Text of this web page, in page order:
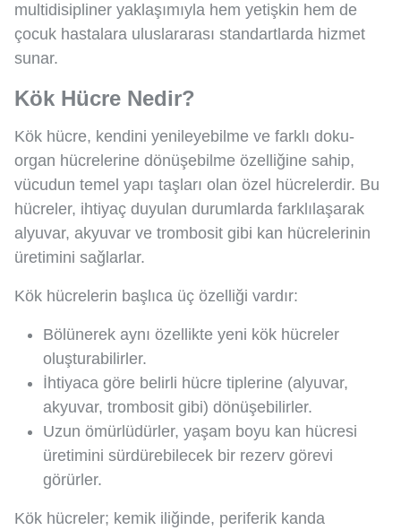
multidisipliner yaklaşımıyla hem yetişkin hem de
çocuk hastalara uluslararası standartlarda hizmet
sunar.
Kök Hücre Nedir?
Kök hücre, kendini yenileyebilme ve farklı doku-
organ hücrelerine dönüşebilme özelliğine sahip,
vücudun temel yapı taşları olan özel hücrelerdir. Bu
hücreler, ihtiyaç duyulan durumlarda farklılaşarak
alyuvar, akyuvar ve trombosit gibi kan hücrelerinin
üretimini sağlarlar.
Kök hücrelerin başlıca üç özelliği vardır:
Bölünerek aynı özellikte yeni kök hücreler
oluşturabilirler.
İhtiyaca göre belirli hücre tiplerine (alyuvar,
akyuvar, trombosit gibi) dönüşebilirler.
Uzun ömürlüdürler, yaşam boyu kan hücresi
üretimini sürdürebilecek bir rezerv görevi
görürler.
Kök hücreler; kemik iliğinde, periferik kanda